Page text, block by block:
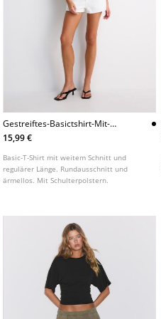
Gestreiftes-Basictshirt-Mit-
Schulterpolstern
15,99 €
Basic-T-Shirt mit weitem Schnitt und
regulärer Länge. Rundausschnitt und
ärmellos. Mit Schulterpolstern.